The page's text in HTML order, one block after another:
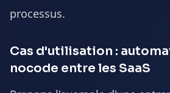
processus.
Cas d'utilisation :
nocode entre les SaaS